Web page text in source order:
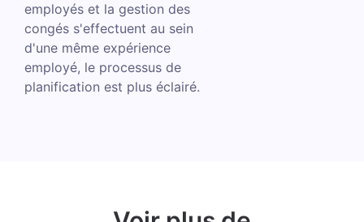
employés et la gestion des
congés s'effectuent au sein
d'une même expérience
employé, le processus de
planification est plus éclairé.